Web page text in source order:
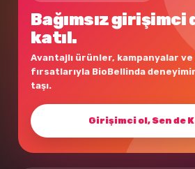
Bağımsız girişimci
katıl.
Avantajlı ürünler, kampanyalar
fırsatlarıyla BioBellinda
taşı.
Girişimci ol, Sen de